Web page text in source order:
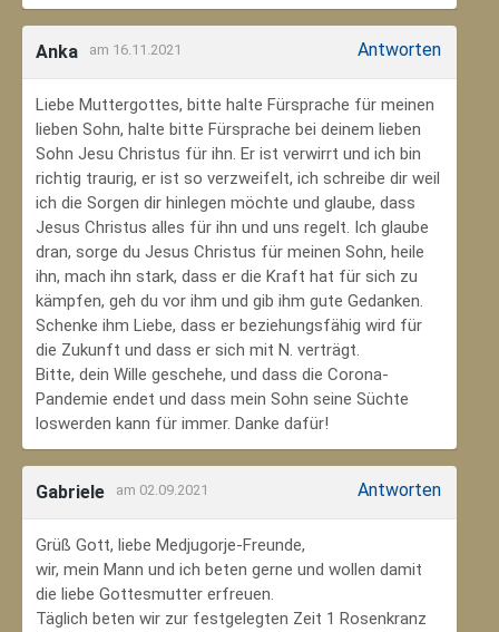
Anka am 16.11.2021 Antworten
Liebe Muttergottes, bitte halte Fürsprache für meinen
lieben Sohn, halte bitte Fürsprache bei deinem lieben
Sohn Jesu Christus für ihn. Er ist verwirrt und ich bin
richtig traurig, er ist so verzweifelt, ich schreibe dir weil
ich die Sorgen dir hinlegen möchte und glaube, dass
Jesus Christus alles für ihn und uns regelt. Ich glaube
dran, sorge du Jesus Christus für meinen Sohn‚ heile
ihn, mach ihn stark, dass er die Kraft hat für sich zu
kämpfen, geh du vor ihm und gib ihm gute Gedanken.
Schenke ihm Liebe, dass er beziehungsfähig wird für
die Zukunft und dass er sich mit N. verträgt.
Bitte, dein Wille geschehe, und dass die Corona-
Pandemie endet und dass mein Sohn seine Süchte
loswerden kann für immer. Danke dafür!
Gabriele am 02.09.2021 Antworten
Grüß Gott, liebe Medjugorje-Freunde,
wir, mein Mann und ich beten gerne und wollen damit
die liebe Gottesmutter erfreuen.
Täglich beten wir zur festgelegten Zeit 1 Rosenkranz